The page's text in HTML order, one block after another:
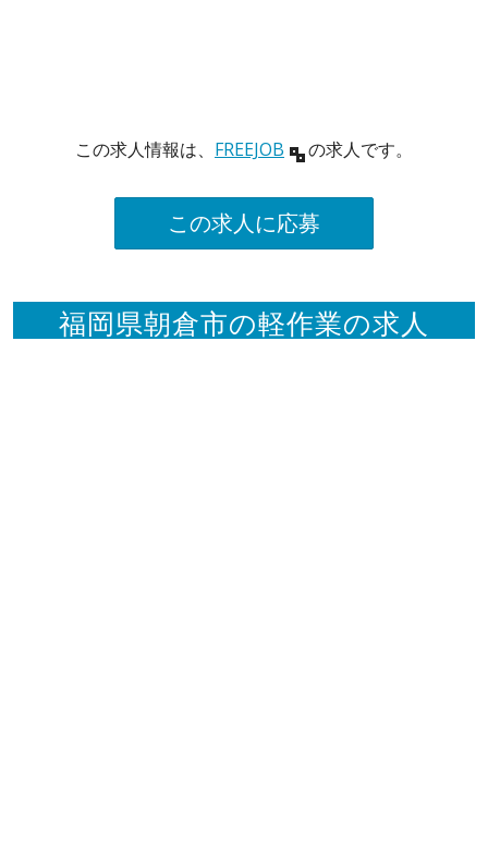
この求人情報は、 FREEJOB の求人です。
この求人に応募
福岡県朝倉市の軽作業の求人